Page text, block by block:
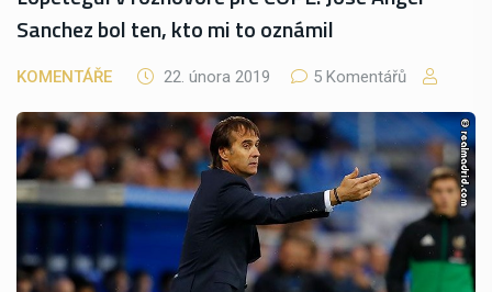
Sanchez bol ten, kto mi to oznámil
KOMENTÁŘE 22. února 2019 5 Komentářů